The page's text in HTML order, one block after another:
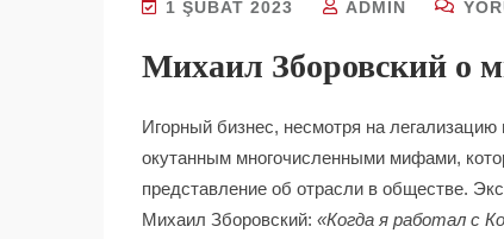
1 ŞUBAT 2023 ADMIN
Михаил Зборовский о
Игорный бизнес, несмотря на
окутанным многочисленными мифами,
представление об отрасли в обществе.
Михаил Зборовский: «Когда я работал с